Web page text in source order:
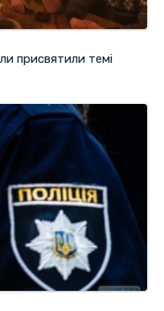
присвятили темі